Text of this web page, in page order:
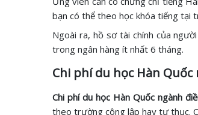
bạn có thể theo học khóa tiếng tại
Ngoài ra, hồ sơ tài chính của
trong ngân hàng ít nhất 6 tháng.
Chi phí du học Hàn
Chi phí du học Hàn Quốc ngành
theo trường công lập hay tư thục.